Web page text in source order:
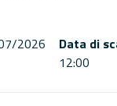
2026
Data di
12:00